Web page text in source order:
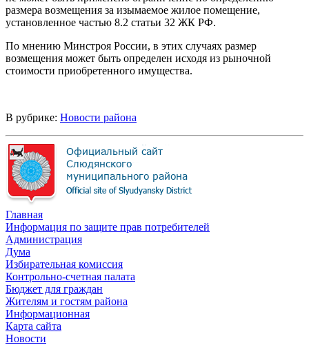
размера возмещения за изымаемое жилое помещение,
установленное частью 8.2 статьи 32 ЖК РФ.
По мнению Минстроя России, в этих случаях размер
возмещения может быть определен исходя из рыночной
стоимости приобретенного имущества.
В рубрике: Новости района
Главная
Информация по защите прав потребителей
Администрация
Дума
Избирательная комиссия
Контрольно-счетная палата
Бюджет для граждан
Жителям и гостям района
Информационная
Карта сайта
Новости